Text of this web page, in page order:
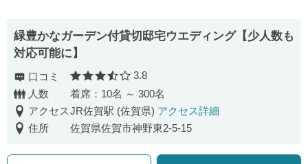
緑豊かなガーデン付貸切邸宅ウエディング【少人数も
対応可能に】
口コミ 口コミ評価
3.8
人数
着席：10名 ～ 300名
アクセスJR佐賀駅 (佐賀県) アクセス詳細
住所
佐賀県佐賀市神野東2-5-15